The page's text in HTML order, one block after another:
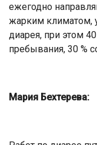
ежегодно
жарким климатом,
диарея, при этом
пребывания, 30 %
Мария Бехтерева: